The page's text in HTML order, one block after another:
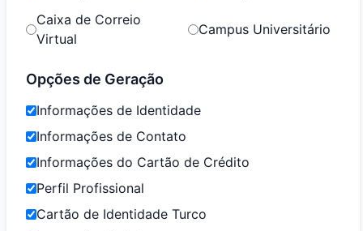
Caixa de Correio
Virtual
Campus Universitário
Opções de Geração
Informações de Identidade
Informações de Contato
Informações do Cartão de Crédito
Perfil Profissional
Cartão de Identidade Turco